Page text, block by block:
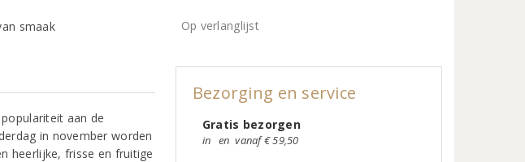
smaak
aan de
in november worden
heerlijke, frisse en fruitige
Op verlanglijst
Bezorging en service
Gratis bezorgen
in en vanaf € 59,50